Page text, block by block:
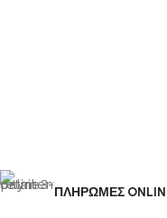
ΠΛΗΡΩΜΕΣ